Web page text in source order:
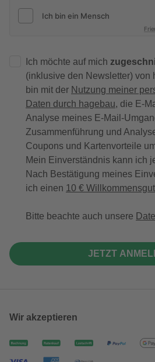
Ich möchte auf mich
(inklusive den Newsletter) von
bin mit der Nutzung meiner
Daten durch hagebau, die E-
Analyse meines E-Mail-
Zusammenführung und
Coupons und Kartenvorteile
Mein Einverständnis kann ich
Nach Bestätigung meines
ich einen 10 €
Bitte beachte auch unsere
JETZT
Wir akzeptieren